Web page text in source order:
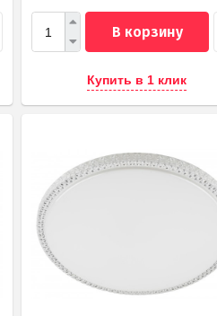
В корзину
Купить в 1 клик